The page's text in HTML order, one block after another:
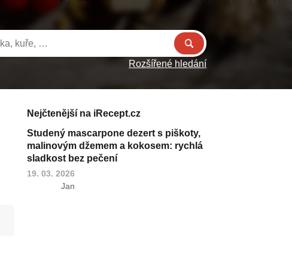
Rozšířené hledání
Nejčtenější na iRecept.cz
Studený mascarpone dezert s piškoty,
malinovým džemem a kokosem: rychlá
sladkost bez pečení
19. 03. 2026
Jan